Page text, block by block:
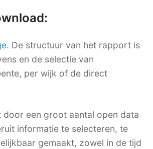
. De structuur van het rapport is
en de selectie van
per wijk of de direct
een groot aantal open data
informatie te selecteren, te
gemaakt, zowel in de tijd